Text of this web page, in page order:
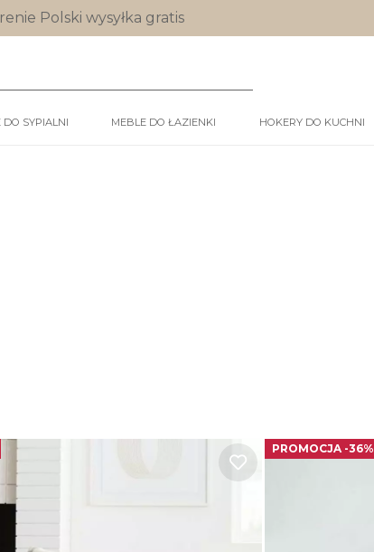
Polski wysyłka gratis
DO SYPIALNI MEBLE DO ŁAZIENKI HOKERY DO KUCHNI
PROMOCJA -36%